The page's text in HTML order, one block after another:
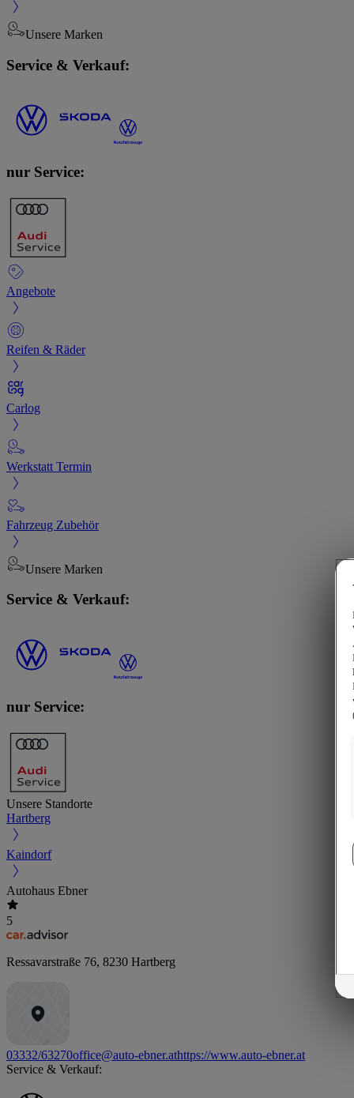
Unsere Marken
Service & Verkauf:
nur Service:
Angebote
Reifen & Räder
Carlog
Werkstatt Termin
Fahrzeug Zubehör
Unsere Marken
Service & Verkauf:
nur Service:
Unsere Standorte
Hartberg
Kaindorf
Autohaus Ebner
5
Ressavarstraße 76, 8230 Hartberg
03332/63270office@auto-ebner.athttps://www.auto-ebner.at
Service & Verkauf: